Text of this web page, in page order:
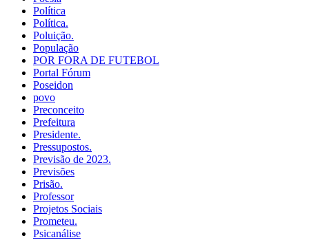
Política
Política.
Poluição.
População
POR FORA DE FUTEBOL
Portal Fórum
Poseidon
povo
Preconceito
Prefeitura
Presidente.
Pressupostos.
Previsão de 2023.
Previsões
Prisão.
Professor
Projetos Sociais
Prometeu.
Psicanálise